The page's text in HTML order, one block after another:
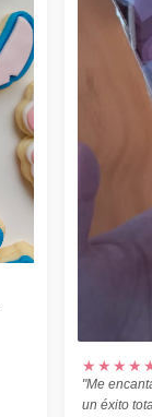
"Me
un éxito